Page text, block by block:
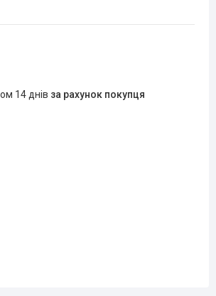
14 днів за рахунок покупця